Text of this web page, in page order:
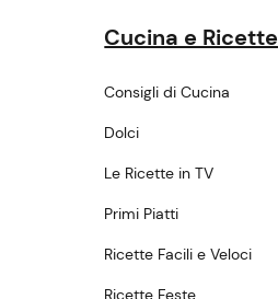
Cucina e Ricette
Consigli di Cucina
Dolci
Le Ricette in TV
Primi Piatti
Ricette Facili e Veloci
Ricette Feste